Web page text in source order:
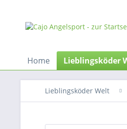
Home Lieblingsköder
Lieblingsköder Welt